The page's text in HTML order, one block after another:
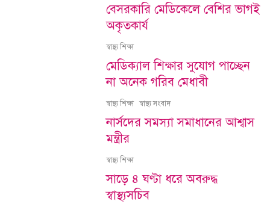
বেসরকারি মেডিকেলে বেশির ভাগই
অকৃতকার্য
স্বাস্থ্য শিক্ষা
মেডিক্যাল শিক্ষার সুযোগ পাচ্ছেন
না অনেক গরিব মেধাবী
স্বাস্থ্য শিক্ষা স্বাস্থ্য সংবাদ
নার্সদের সমস্যা সমাধানের আশ্বাস
মন্ত্রীর
স্বাস্থ্য শিক্ষা
সাড়ে ৪ ঘণ্টা ধরে অবরুদ্ধ
স্বাস্থ্যসচিব